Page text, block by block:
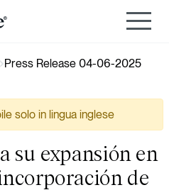
Press Release 04-06-2025
solo in lingua inglese
su expansión en
de